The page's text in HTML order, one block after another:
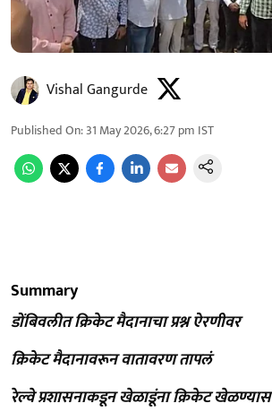
Vishal Gangurde
Published On:31 May 2026, 6:27 pm IST
Summary
डोंबिवलीत क्रिकेट मैदानाचा प्रश्न ऐरणीवर
क्रिकेट मैदानावरून वातावरण तापलं
रेल्वे प्रशासनाकडून खेळाडूंना क्रिकेट